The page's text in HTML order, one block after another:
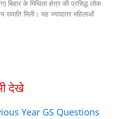
के मिथिला क्षेत्र की प्रसिद्ध लोक
मिली। यह ज्यादातर महिलाओं
देखे
Year GS Questions